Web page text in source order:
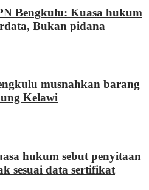
Bengkulu: Kuasa hukum
Bukan pidana
musnahkan barang
Kelawi
hukum sebut penyitaan
sesuai data sertifikat